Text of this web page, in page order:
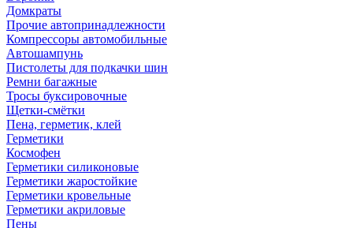
Домкраты
Прочие автопринадлежности
Компрессоры автомобильные
Автошампунь
Пистолеты для подкачки шин
Ремни багажные
Тросы буксировочные
Щетки-смётки
Пена, герметик, клей
Герметики
Космофен
Герметики силиконовые
Герметики жаростойкие
Герметики кровельные
Герметики акриловые
Пены